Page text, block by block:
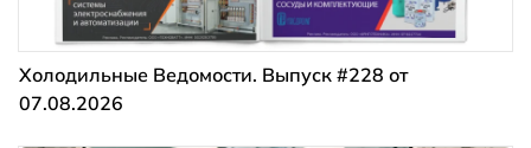
Холодильные Ведомости. Выпуск #228 от
07.08.2026